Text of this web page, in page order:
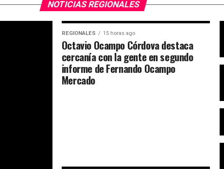
NOTICIAS REGIONALES
REGIONALES 15 horas ago
Octavio Ocampo Córdova destaca
cercanía con la gente en segundo
informe de Fernando Ocampo
Mercado